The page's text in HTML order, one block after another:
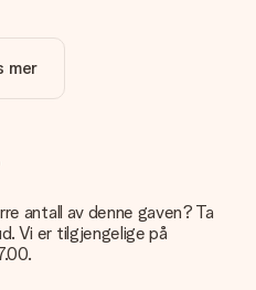
er av riktig kvalitet?
av høy kvalitet. Hvis du er
kan du kontakte vår
ditt sammen med gaven du
mer
antall av denne gaven? Ta
Vi er tilgjengelige på